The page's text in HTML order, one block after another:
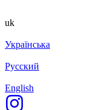
uk
Українська
Русский
English